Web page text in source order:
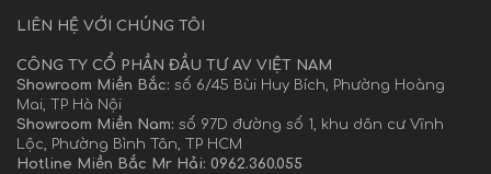
LIÊN HỆ VỚI CHÚNG TÔI
CÔNG TY CỔ PHẦN ĐẦU TƯ AV VIỆT NAM
Showroom Miền Bắc: số 6/45 Bùi Huy Bích, Phường Hoàng
Mai, TP Hà Nội
Showroom Miền Nam: số 97D đường số 1, khu dân cư Vĩnh
Lộc, Phường Bình Tân, TP HCM
Hotline Miền Bắc Mr Hải: 0962.360.055